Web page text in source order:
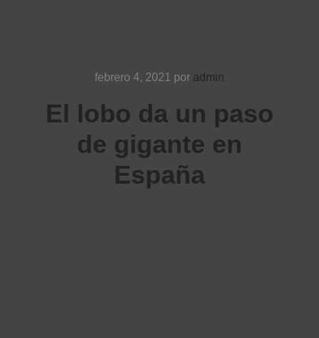
febrero 4, 2021 por admin
El lobo da un paso
de gigante en
España